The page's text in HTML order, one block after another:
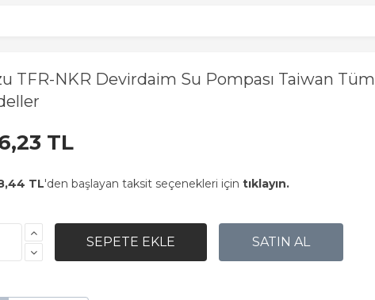
TFR-NKR Devirdaim Su Pompası Taiwan Tüm
TL
TL'den başlayan taksit seçenekleri için tıklayın.